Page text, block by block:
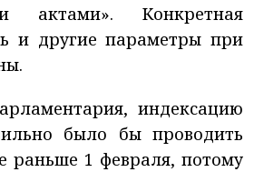
актами». Конкретная
и другие параметры при
индексацию
было бы проводить
раньше 1 февраля, потому